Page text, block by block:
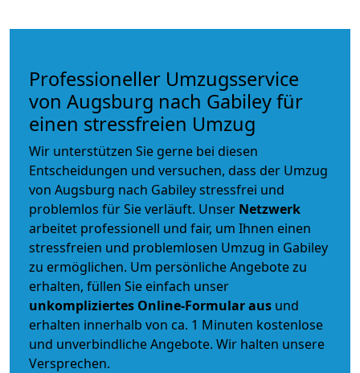
Professioneller Umzugsservice
von Augsburg nach Gabiley für
einen stressfreien Umzug
Wir unterstützen Sie gerne bei diesen
Entscheidungen und versuchen, dass der Umzug
von Augsburg nach Gabiley stressfrei und
problemlos für Sie verläuft. Unser Netzwerk
arbeitet professionell und fair, um Ihnen einen
stressfreien und problemlosen Umzug in Gabiley
zu ermöglichen. Um persönliche Angebote zu
erhalten, füllen Sie einfach unser
unkompliziertes Online-Formular aus und
erhalten innerhalb von ca. 1 Minuten kostenlose
und unverbindliche Angebote. Wir halten unsere
Versprechen.